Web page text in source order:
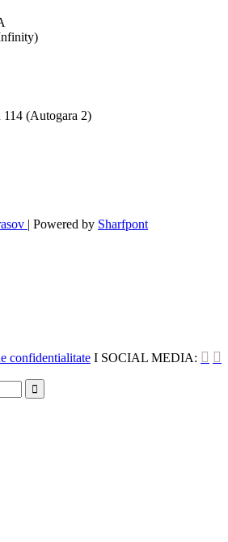
114 (Autogara 2)
| Powered by Sharfpont
confidentialitate I SOCIAL MEDIA:  
